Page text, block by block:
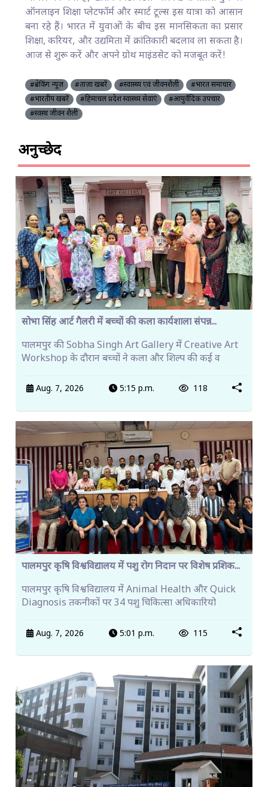
ऑनलाइन शिक्षा प्लेटफॉर्म और स्मार्ट टूल्स इस यात्रा को आसान
बना रहे हैं। भारत में युवाओं के बीच इस मानसिकता का प्रसार
शिक्षा, करियर, और उद्यमिता में क्रांतिकारी बदलाव ला सकता है।
आज से शुरू करें और अपने ग्रोथ माइंडसेट को मजबूत करें!
#ब्रेकिंग न्यूज़ #ताज़ा खबरें #स्वास्थ्य एवं जीवनशैली
#भारत समाचार
#भारतीय खबरें
#हिमाचल प्रदेश स्वास्थ्य सेवाएं
#आयुर्वेदिक उपचार
#स्वस्थ जीवन शैली
अनुच्छेद
सोभा सिंह आर्ट गैलरी में बच्चों की कला कार्यशाला संपन्न...
पालमपुर की Sobha Singh Art Gallery में Creative Art
Workshop के दौरान बच्चों ने कला और शिल्प की कई व
Aug. 7, 2026 5:15 p.m. 118
पालमपुर कृषि विश्वविद्यालय में पशु रोग निदान पर विशेष प्रशिक...
पालमपुर कृषि विश्वविद्यालय में Animal Health और Quick
Diagnosis तकनीकों पर 34 पशु चिकित्सा अधिकारियो
Aug. 7, 2026 5:01 p.m. 115